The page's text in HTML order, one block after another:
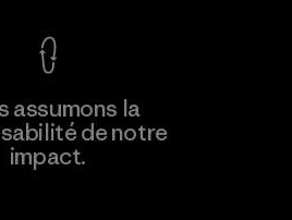
assumons la
de notre
impact.